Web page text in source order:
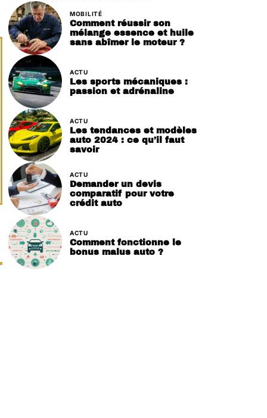
MOBILITÉ
Comment réussir son
mélange essence et huile
sans abîmer le moteur ?
ACTU
Les sports mécaniques :
passion et adrénaline
ACTU
Les tendances et modèles
auto 2024 : ce qu’il faut
savoir
ACTU
Demander un devis
comparatif pour votre
crédit auto
ACTU
Comment fonctionne le
bonus malus auto ?